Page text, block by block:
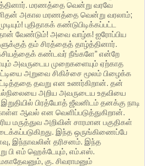
மரணத்தை வென்று வரவே
அகால மரணத்தை வென்று வரலாம்;
புதிதாகக் கண்டுபிடிக்கப்பட்ட
வேண்டும்! அவை வாழ்க! ஐரோப்பிய
தம் சிரத்தைத் தாழ்த்தினார்.
கண்டவர் நீங்களே” என்றே
அவருடைய முறைகளையும் ஏற்காத
அறுவை சிகிச்சை மூலம் பிழைக்க
தவறு என உணர்கிறான். தன்
அறிய அவருடைய உதவியை
பிரத்யோத் ஜீவனிடம் தனக்கு நாடி
ஆவல் என வெளிப்படுத்துகிறான்.
மருத்துவ அறிவின் சாரமான பகுதிகள்
இந்த ஒருங்கிணைப்பே
இந்நாவலின் தரிசனம். இந்த
பி எம் ஹெக்டேயும், எம்.எஸ்.
கு. சிவராமனும்